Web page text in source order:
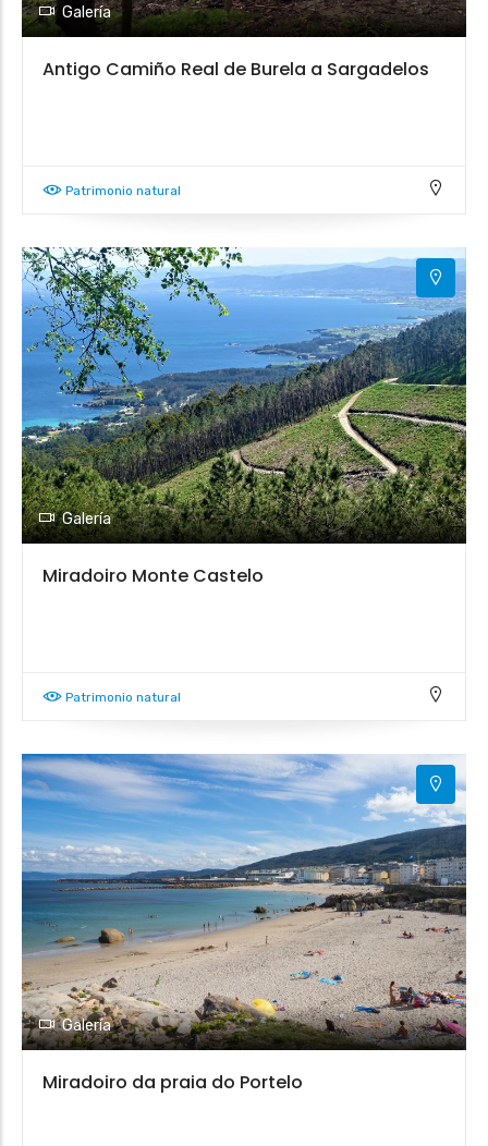
Galería
Antigo Camiño Real de Burela a Sargadelos
Patrimonio natural
Galería
Miradoiro Monte Castelo
Patrimonio natural
Galería
Miradoiro da praia do Portelo
3
3